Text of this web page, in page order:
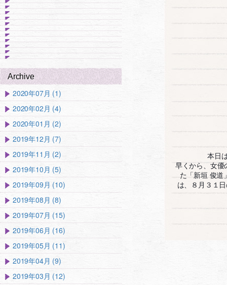
本日
早くから、女優
た「新垣 俊道
は、８月３１
Archive
2020年07月 (1)
2020年02月 (4)
2020年01月 (2)
2019年12月 (7)
2019年11月 (2)
2019年10月 (5)
2019年09月 (10)
2019年08月 (8)
2019年07月 (15)
2019年06月 (16)
2019年05月 (11)
2019年04月 (9)
2019年03月 (12)